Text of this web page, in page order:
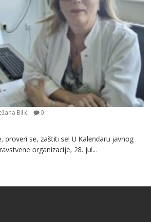
Bilić 0
proveri se, zaštiti se! U Kalendaru javnog
organizacije, 28. jul...